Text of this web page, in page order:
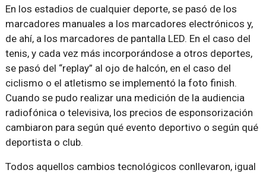
En los estadios de cualquier deporte, se pasó de los
marcadores manuales a los marcadores electrónicos y,
de ahí, a los marcadores de pantalla LED. En el caso del
tenis, y cada vez más incorporándose a otros deportes,
se pasó del “replay” al ojo de halcón, en el caso del
ciclismo o el atletismo se implementó la foto finish.
Cuando se pudo realizar una medición de la audiencia
radiofónica o televisiva, los precios de esponsorización
cambiaron para según qué evento deportivo o según qué
deportista o club.
Todos aquellos cambios tecnológicos conllevaron, igual